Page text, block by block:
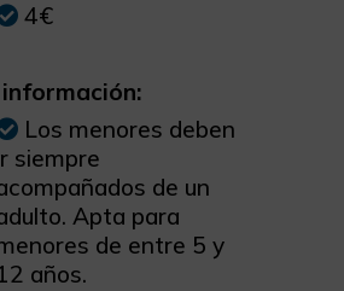
4€
Los menores deben
siempre
de un
Apta para
de entre 5 y
años.